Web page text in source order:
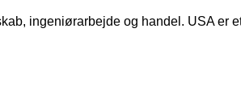
ingeniørarbejde og handel. USA er